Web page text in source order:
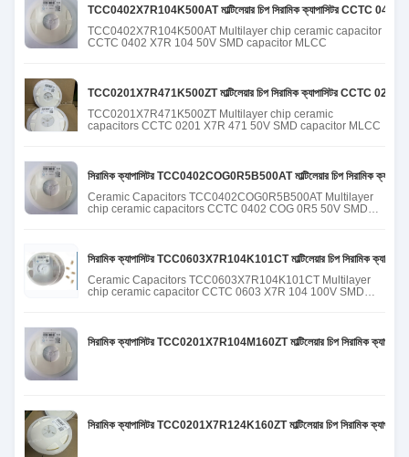
TCC0402X7R104K500AT মাল্টিলেয়ার চিপ সিরামিক ক্যাপাসিটর CCTC
TCC0402X7R104K500AT Multilayer chip ceramic capacitor
CCTC 0402 X7R 104 50V SMD capacitor MLCC
TCC0201X7R471K500ZT মাল্টিলেয়ার চিপ সিরামিক ক্যাপাসিটর CCTC
TCC0201X7R471K500ZT Multilayer chip ceramic
capacitors CCTC 0201 X7R 471 50V SMD capacitor MLCC
সিরামিক ক্যাপাসিটর TCC0402COG0R5B500AT মাল্টিলেয়ার চিপ সিরামিক
Ceramic Capacitors TCC0402COG0R5B500AT Multilayer
chip ceramic capacitors CCTC 0402 COG 0R5 50V SMD
সিরামিক ক্যাপাসিটর TCC0603X7R104K101CT মাল্টিলেয়ার চিপ সিরামিক
Ceramic Capacitors TCC0603X7R104K101CT Multilayer
chip ceramic capacitor CCTC 0603 X7R 104 100V SMD
সিরামিক ক্যাপাসিটর TCC0201X7R104M160ZT মাল্টিলেয়ার চিপ সিরামিক
সিরামিক ক্যাপাসিটর TCC0201X7R124K160ZT মাল্টিলেয়ার চিপ সিরামিক